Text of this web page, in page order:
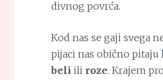
divnog povrća.
Kod nas se gaji svega
pijaci nas obično pitaju
beli ili roze. Krajem